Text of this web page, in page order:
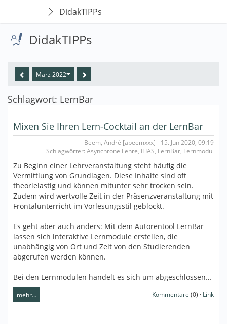
DidakTIPPs
DidakTIPPs
März 2022
Schlagwort: LernBar
Mixen Sie Ihren Lern-Cocktail an der LernBar
Beem, André [abeemxxx] - 15. Jun 2020, 09:19
Schlagwörter: Asynchrone Lehre, ILIAS, LernBar, Lernmodul
Zu Beginn einer Lehrveranstaltung steht häufig die
Vermittlung von Grundlagen. Diese Inhalte sind oft
theorielastig und können mitunter sehr trocken sein.
Zudem wird wertvolle Zeit in der Präsenzveranstaltung mit
Frontalunterricht im Vorlesungsstil geblockt.
Es geht aber auch anders: Mit dem Autorentool LernBar
lassen sich interaktive Lernmodule erstellen, die
unabhängig von Ort und Zeit von den Studierenden
abgerufen werden können.
Bei den Lernmodulen handelt es sich um abgeschlossen…
mehr… Kommentare (0) · Link